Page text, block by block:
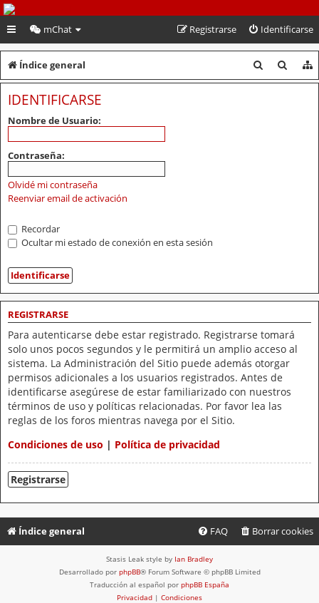
PeruVoley.com
mChat Identificarse
Registrarse
Índice general
u
u
IDENTIFICARSE
Nombre de Usuario:
Contraseña:
Olvidé mi contraseña
Reenviar email de activación
Recordar
Ocultar mi estado de conexión en esta sesión
REGISTRARSE
Para autenticarse debe estar registrado. Registrarse tomará
solo unos pocos segundos y le permitirá un amplio acceso al
sistema. La Administración del Sitio puede además otorgar
permisos adicionales a los usuarios registrados. Antes de
identificarse asegúrese de estar familiarizado con nuestros
términos de uso y políticas relacionadas. Por favor lea las
reglas de los foros mientras navega por el Sitio.
Condiciones de uso | Política de privacidad
Registrarse
Índice general Borrar cookies
FAQ
Stasis Leak style by Ian Bradley
Desarrollado por phpBB® Forum Software © phpBB Limited
Traducción al español por phpBB España
Privacidad | Condiciones